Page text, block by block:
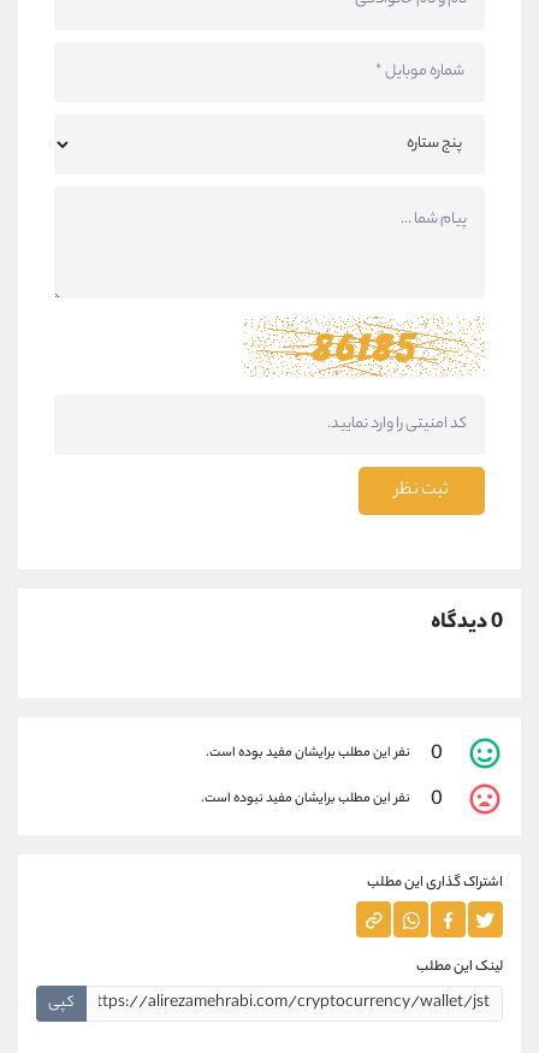
ثبت نظر
0 دیدگاه
0 نفر این مطلب برایشان مفید بوده است.
0 نفر این مطلب برایشان مفید نبوده است.
اشتراک گذاری این مطلب
لینک این مطلب
کپی